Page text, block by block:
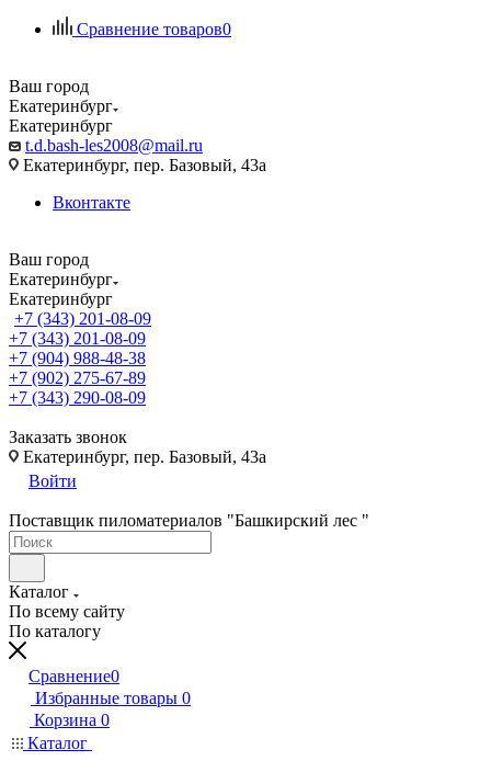
Сравнение товаров0
Ваш город
Екатеринбург
Екатеринбург
t.d.bash-les2008@mail.ru
Екатеринбург, пер. Базовый, 43а
Вконтакте
Ваш город
Екатеринбург
Екатеринбург
+7 (343) 201-08-09
+7 (343) 201-08-09
+7 (904) 988-48-38
+7 (902) 275-67-89
+7 (343) 290-08-09
Заказать звонок
Екатеринбург, пер. Базовый, 43а
Войти
Поставщик пиломатериалов "Башкирский лес "
Каталог
По всему сайту
По каталогу
Сравнение0
Избранные товары 0
Корзина 0
Каталог